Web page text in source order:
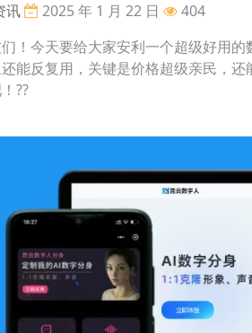
讯 2025 年 1 月 22 日
404
！今天要给大家安利一个超级好用
能反复用，关键是价格超级亲民，
??